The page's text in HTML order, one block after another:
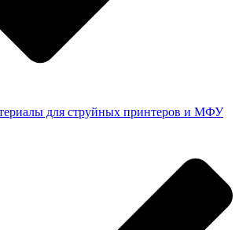
для струйных принтеров и МФУ